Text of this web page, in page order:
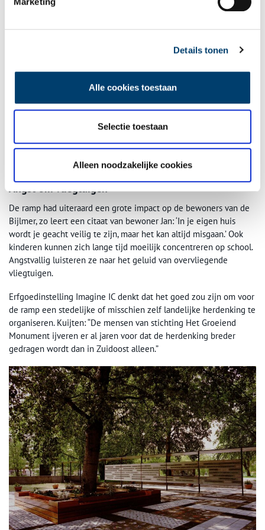
Details tonen
Alle cookies toestaan
Selectie toestaan
Alleen noodzakelijke cookies
Angst om vliegtuigen
De ramp had uiteraard een grote impact op de bewoners van de
Bijlmer, zo leert een citaat van bewoner Jan: ‘In je eigen huis
wordt je geacht veilig te zijn, maar het kan altijd misgaan.’ Ook
kinderen kunnen zich lange tijd moeilijk concentreren op school.
Angstvallig luisteren ze naar het geluid van overvliegende
vliegtuigen.
Erfgoedinstelling Imagine IC denkt dat het goed zou zijn om voor
de ramp een stedelijke of misschien zelf landelijke herdenking te
organiseren. Kuijten: “De mensen van stichting Het Groeiend
Monument ijveren er al jaren voor dat de herdenking breder
gedragen wordt dan in Zuidoost alleen.”